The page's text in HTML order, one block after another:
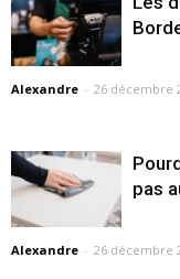
Alexandre - 26 décembre
pas
Alexandre - 26 décembre